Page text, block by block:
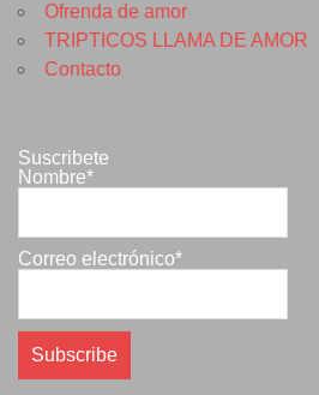
Ofrenda de amor
TRIPTICOS LLAMA DE AMOR
Contacto
Suscribete
Nombre*
Correo electrónico*